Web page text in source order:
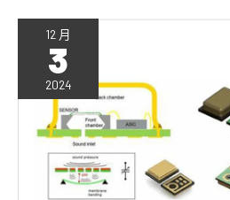
12 月
3
2024